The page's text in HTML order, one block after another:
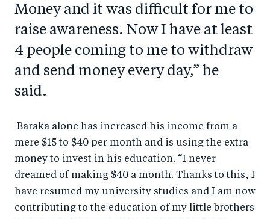
Money and it was difficult for me to
raise awareness. Now I have at least
4 people coming to me to withdraw
and send money every day,” he
said.
Baraka alone has increased his income from a
mere $15 to $40 per month and is using the extra
money to invest in his education. “I never
dreamed of making $40 a month. Thanks to this, I
have resumed my university studies and I am now
contributing to the education of my little brothers